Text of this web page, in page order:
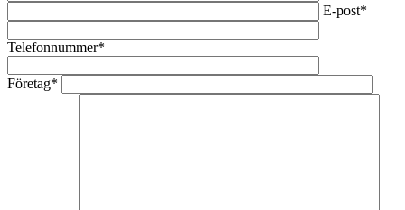
E-post*
Telefonnummer*
Företag*